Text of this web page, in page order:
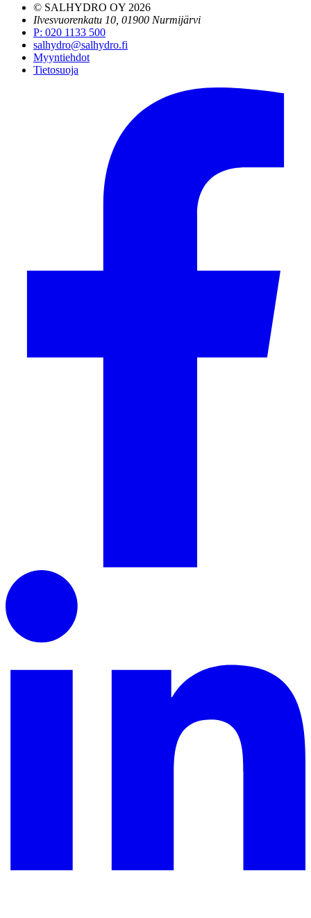
© SALHYDRO OY 2026
Ilvesvuorenkatu 10, 01900 Nurmijärvi
P: 020 1133 500
salhydro@salhydro.fi
Myyntiehdot
Tietosuoja